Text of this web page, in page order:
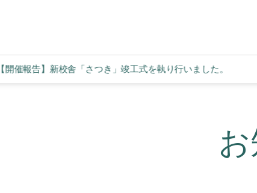
【開催報告】新校舎「さつき」竣工式を執り行いました。